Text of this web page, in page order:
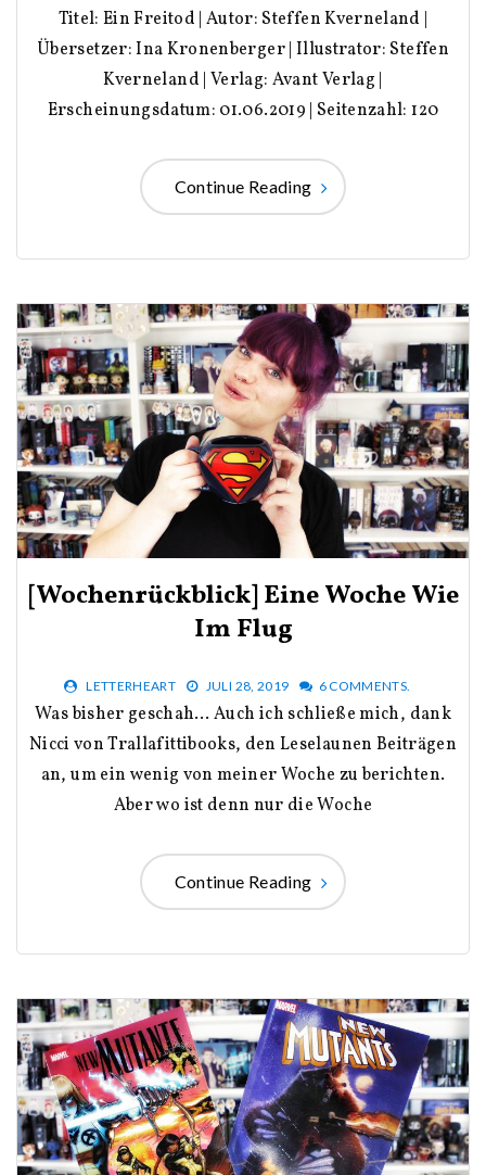
Titel: Ein Freitod | Autor: Steffen Kverneland |
Übersetzer: Ina Kronenberger | Illustrator: Steffen
Kverneland | Verlag: Avant Verlag |
Erscheinungsdatum: 01.06.2019 | Seitenzahl: 120
Continue Reading
[Wochenrückblick] Eine Woche Wie
Im Flug
LETTERHEART JULI 28, 2019 6 COMMENTS.
Was bisher geschah… Auch ich schließe mich, dank
Nicci von Trallafittibooks, den Leselaunen Beiträgen
an, um ein wenig von meiner Woche zu berichten.
Aber wo ist denn nur die Woche
Continue Reading